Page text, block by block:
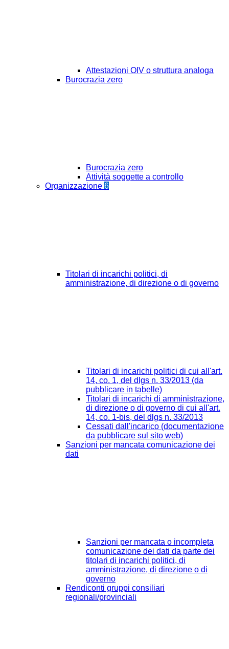
Attestazioni OIV o struttura analoga
Burocrazia zero
Burocrazia zero
Attività soggette a controllo
Organizzazione 6
Titolari di incarichi politici, di
amministrazione, di direzione o di governo
Titolari di incarichi politici di cui all'art.
14, co. 1, del dlgs n. 33/2013 (da
pubblicare in tabelle)
Titolari di incarichi di amministrazione,
di direzione o di governo di cui all'art.
14, co. 1-bis, del dlgs n. 33/2013
Cessati dall'incarico (documentazione
da pubblicare sul sito web)
Sanzioni per mancata comunicazione dei
dati
Sanzioni per mancata o incompleta
comunicazione dei dati da parte dei
titolari di incarichi politici, di
amministrazione, di direzione o di
governo
Rendiconti gruppi consiliari
regionali/provinciali